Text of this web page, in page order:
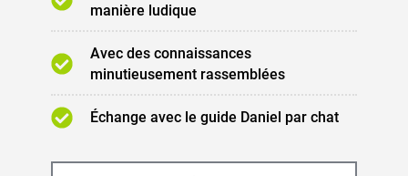
manière ludique
Avec des connaissances
minutieusement rassemblées
Échange avec le guide Daniel par chat